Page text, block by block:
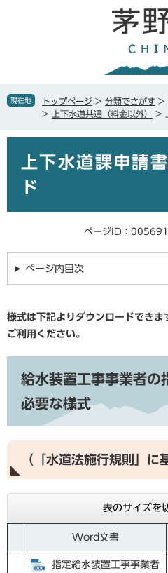
で
ば
本
現在地 トップページ > 分類でさがす >
>
上下水道共通（料金以外） >
上下水道課申請
ド
ページID：
ページ内目次
様式は下記よりダウンロードでき
ご利用ください。
給水装置工事事業者の
必要な様式
（「水道法施行規則」に
表のサイズを
Word文書
指定給水装置工事事業者